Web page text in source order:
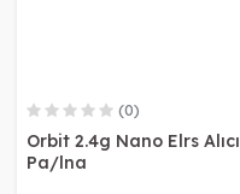
(0)
Orbit 2.4g Nano Elrs Alıcı
Pa/lna